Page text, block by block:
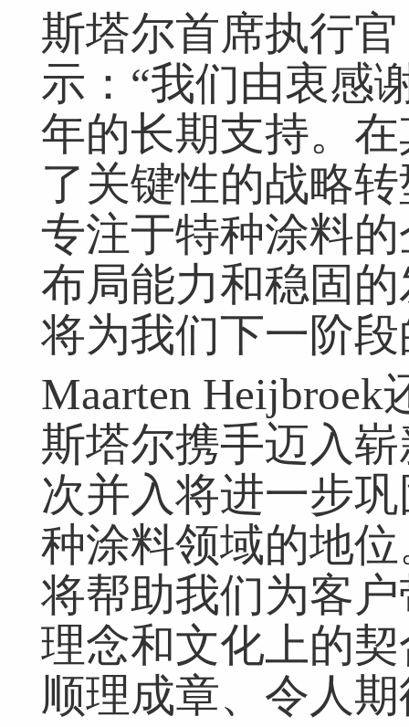
斯塔尔首席执行官
示：“我们由衷感
年的长期支持。
了关键性的战略
专注于特种涂料
布局能力和稳固
将为我们下一阶
Maarten
斯塔尔携手迈入
次并入将进一步
种涂料领域的地
将帮助我们为客
理念和文化上的
顺理成章、令人期